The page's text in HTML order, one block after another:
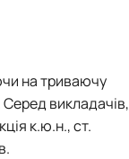
на триваючу
Серед викладачів,
к.ю.н., ст.